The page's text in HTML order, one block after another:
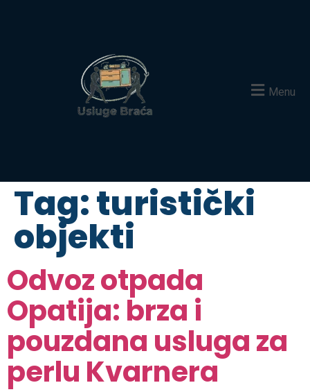
Menu
Tag:turistički
objekti
Odvoz otpada
Opatija: brza i
pouzdana usluga za
perlu Kvarnera